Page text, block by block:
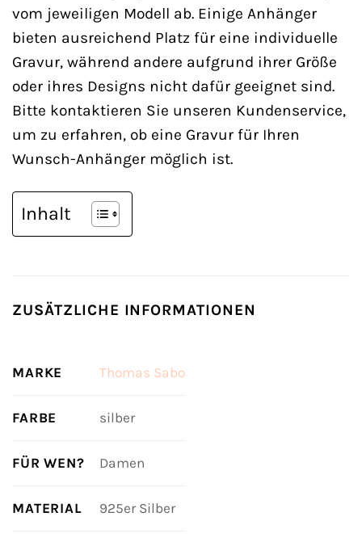
vom jeweiligen Modell ab. Einige Anhänger
bieten ausreichend Platz für eine individuelle
Gravur, während andere aufgrund ihrer Größe
oder ihres Designs nicht dafür geeignet sind.
Bitte kontaktieren Sie unseren Kundenservice,
um zu erfahren, ob eine Gravur für Ihren
Wunsch-Anhänger möglich ist.
Inhalt
ZUSÄTZLICHE INFORMATIONEN
MARKE Thomas Sabo
FARBE silber
FÜR WEN? Damen
MATERIAL 925er Silber